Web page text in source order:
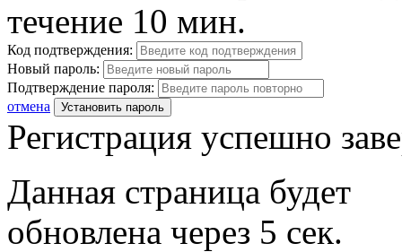
течение 10 мин.
Код подтверждения:
Новый пароль:
Подтверждение пароля:
отмена
Установить пароль
Регистрация успешно
Данная страница будет
обновлена через 5 сек.